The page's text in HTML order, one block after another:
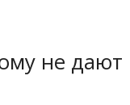
не дают